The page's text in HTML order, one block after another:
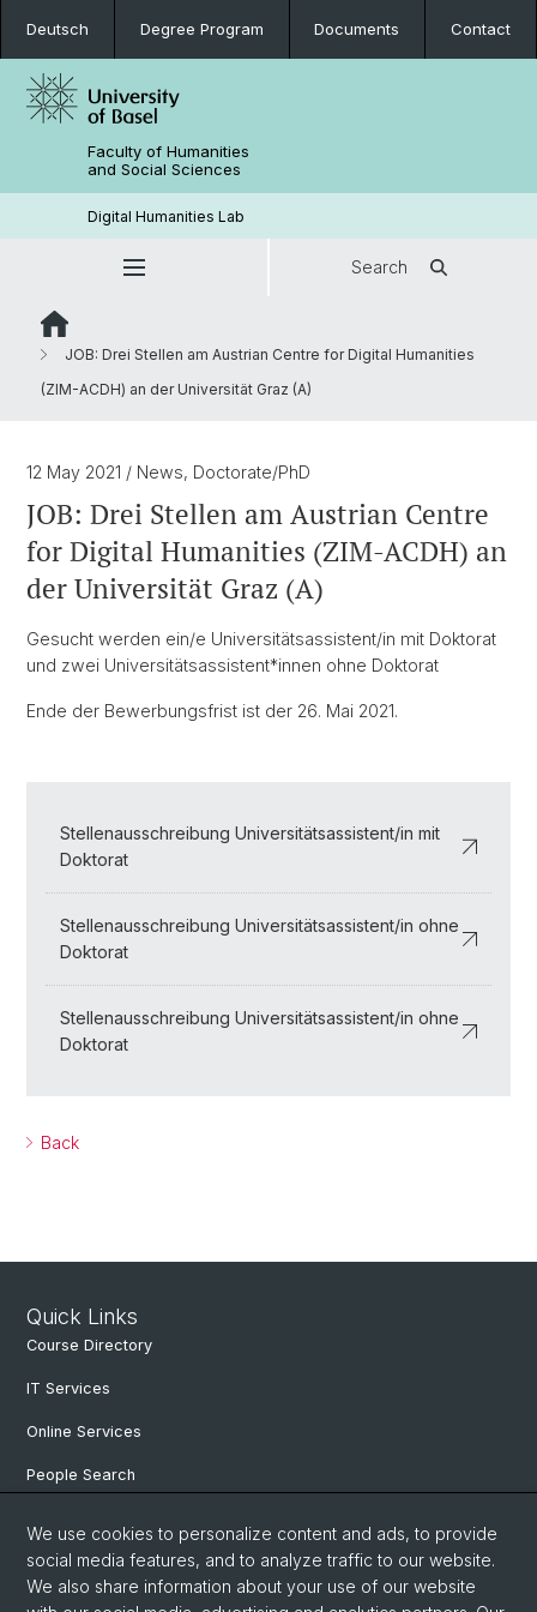
Deutsch Degree Program Documents Contact
Faculty of Humanities
and Social Sciences
Digital Humanities Lab
Search
JOB: Drei Stellen am Austrian Centre for Digital Humanities
(ZIM-ACDH) an der Universität Graz (A)
12 May 2021 / News, Doctorate/PhD
JOB: Drei Stellen am Austrian Centre
for Digital Humanities (ZIM-ACDH) an
der Universität Graz (A)
Gesucht werden ein/e Universitätsassistent/in mit Doktorat
und zwei Universitätsassistent*innen ohne Doktorat
Ende der Bewerbungsfrist ist der 26. Mai 2021.
Stellenausschreibung Universitätsassistent/in mit
Doktorat
Stellenausschreibung Universitätsassistent/in ohne
Doktorat
Stellenausschreibung Universitätsassistent/in ohne
Doktorat
Back
Quick Links
Course Directory
IT Services
Online Services
People Search
Documents & Links
News & Events
We use cookies to personalize content and ads, to provide
social media features, and to analyze traffic to our website.
We also share information about your use of our website